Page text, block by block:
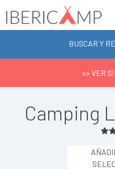
BUSCAR Y
>> VER
Camping